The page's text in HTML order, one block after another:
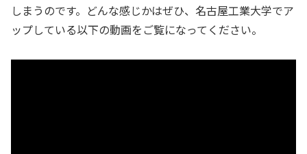
しまうのです。どんな感じかはぜひ、名古屋工業大学でア
ップしている以下の動画をご覧になってください。